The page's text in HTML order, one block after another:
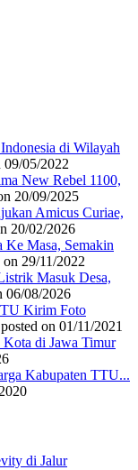
di Wilayah
09/05/2022
New Rebel 1100,
20/09/2025
Amicus Curiae,
20/02/2026
Masa, Semakin
on 29/11/2022
Masuk Desa,
06/08/2026
Kirim Foto
posted on 01/11/2021
di Jawa Timur
Kabupaten TTU...